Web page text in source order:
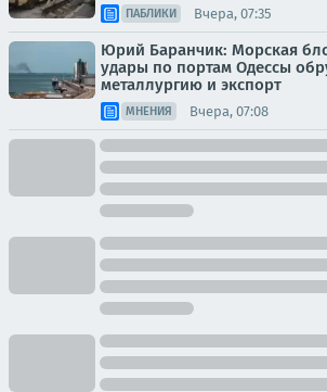
ПАБЛИКИ Вчера, 07:35
Юрий Баранчик: Морская
удары по портам Одессы
металлургию и экспорт
МНЕНИЯ Вчера, 07:08